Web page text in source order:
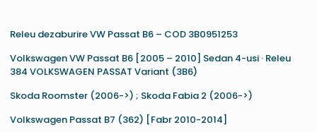
Releu dezaburire VW Passat B6 – COD 3B0951253
Volkswagen VW Passat B6 [2005 – 2010] Sedan 4-usi · Releu
384 VOLKSWAGEN PASSAT Variant (3B6)
Skoda Roomster (2006->) ; Skoda Fabia 2 (2006->)
Volkswagen Passat B7 (362) [Fabr 2010-2014]